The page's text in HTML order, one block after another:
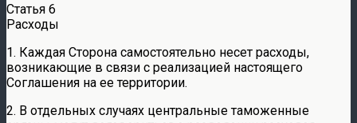
Статья 6
Расходы
1. Каждая Сторона самостоятельно несет расходы,
возникающие в связи с реализацией настоящего
Соглашения на ее территории.
2. В отдельных случаях центральные таможенные